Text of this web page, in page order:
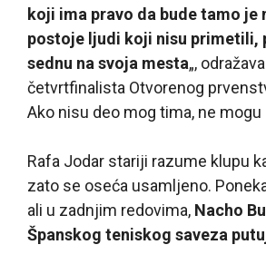
koji ima pravo da bude tamo je
postoje ljudi koji nisu primetili,
sednu na svoja mesta„,
četvrtfinalista Otvorenog
Ako nisu deo mog tima, ne mogu
Rafa Jodar stariji razume klupu
zato se oseća usamljeno.
ali u zadnjim redovima, Nacho
Španskog teniskog saveza